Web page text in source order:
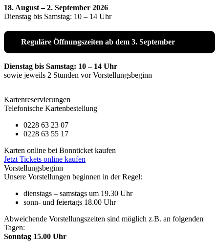
18. August – 2. September 2026
Dienstag bis Samstag: 10 – 14 Uhr
Reguläre Öffnungszeiten ab dem 3. September
Dienstag bis Samstag: 10 – 14 Uhr
sowie jeweils 2 Stunden vor Vorstellungsbeginn
Kartenreservierungen
Telefonische Kartenbestellung
0228 63 23 07
0228 63 55 17
Karten online bei Bonnticket kaufen
Jetzt Tickets online kaufen
Vorstellungsbeginn
Unsere Vorstellungen beginnen in der Regel:
dienstags – samstags um 19.30 Uhr
sonn- und feiertags 18.00 Uhr
Abweichende Vorstellungszeiten sind möglich z.B. an folgenden
Tagen:
Sonntag 15.00 Uhr